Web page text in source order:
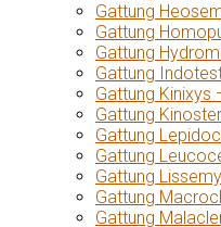
Gattung
Gattung
Gattung
Gattung
Gattung Kinixys
Gattung
Gattung
Gattung
Gattung
Gattung
Gattung